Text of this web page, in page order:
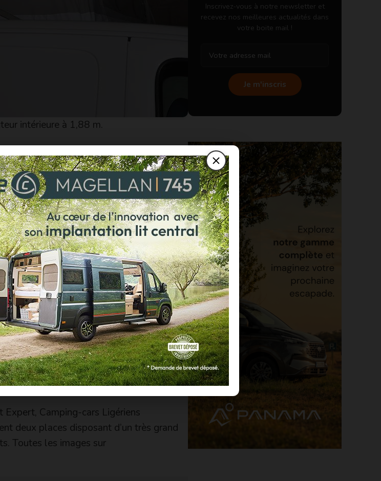
intérieure à 1,88 m.
Cars Ligériens, garantit l’étanchéité de
ceinturé de deux épais joints. Les
du dispositif.
par des sangles, une technique
de la toile lors de la fermeture. Deux
sur les côtés par des ciseaux réalisés en
Ce toit extra plat est facturé 3950€,
Camping-cars Ligériens
deux places disposant d’un très grand
Toutes les images sur
Inscrivez-vous à notre newsletter et
recevez nos meilleures actualités dans
votre boite mail !
Je m'inscris